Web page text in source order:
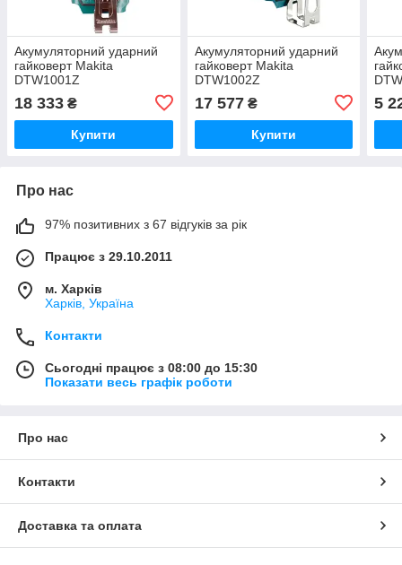
Акумуляторний ударний
гайковерт Makita
DTW1001Z
18 333 ₴
Купити
Акумуляторний ударний
гайковерт Makita
DTW1002Z
17 577₴
Купити
5
Про нас
97% позитивних з 67 відгуків за рік
Працює з 29.10.2011
м. Харків
Харків, Україна
Контакти
Сьогодні працює з 08:00 до 15:30
Показати весь графік роботи
Про нас
Контакти
Доставка та оплата